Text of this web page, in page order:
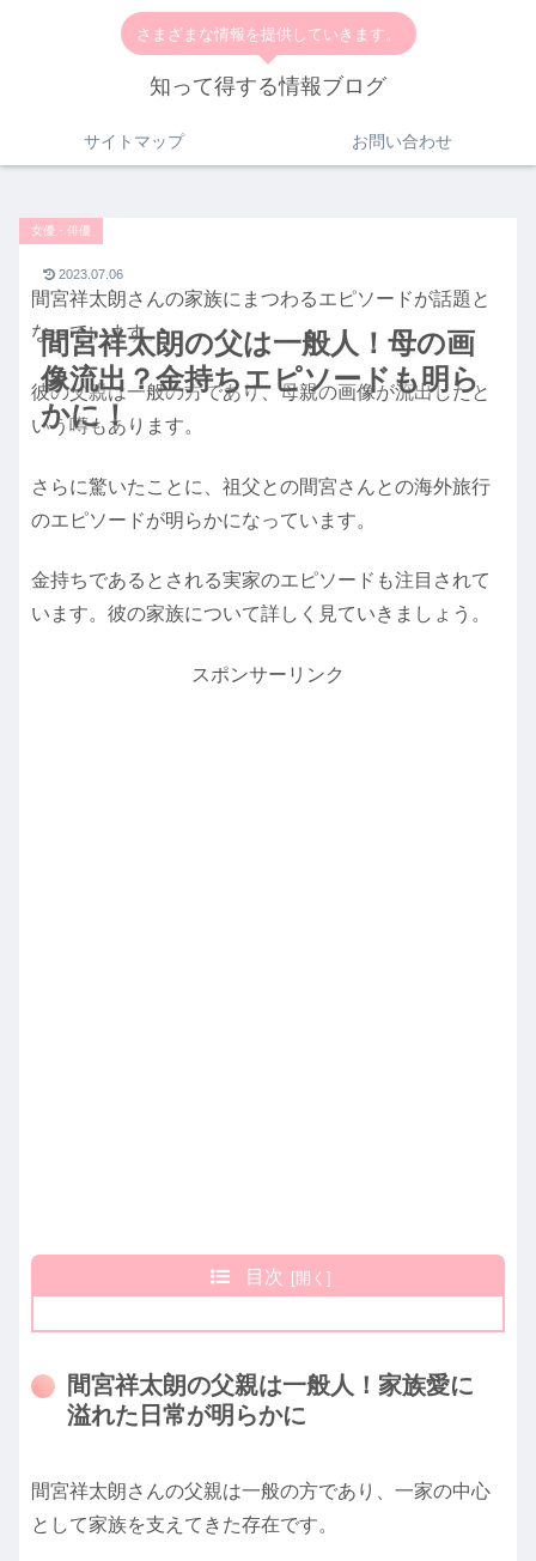
さまざまな情報を提供していきます。
知って得する情報ブログ
サイトマップ お問い合わせ
間宮祥太朗の父は一般人！母の画
像流出？金持ちエピソードも明ら
かに！
女優・俳優
2023.07.06
間宮祥太朗さんの家族にまつわるエピソードが話題と
なっています。
彼の父親は一般の方であり、母親の画像が流出したと
いう噂もあります。
さらに驚いたことに、祖父との間宮さんとの海外旅行
のエピソードが明らかになっています。
金持ちであるとされる実家のエピソードも注目されて
います。彼の家族について詳しく見ていきましょう。
スポンサーリンク
目次
間宮祥太朗の父親は一般人！家族愛に
溢れた日常が明らかに
間宮祥太朗さんの父親は一般の方であり、一家の中心
として家族を支えてきた存在です。